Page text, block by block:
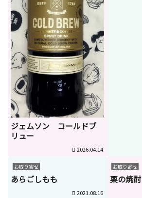
ジェムソン コールドブ
リュー
2026.04.14
お取り寄せ
あらごしもも
2021.08.16
お取り寄せ
栗の焼酎